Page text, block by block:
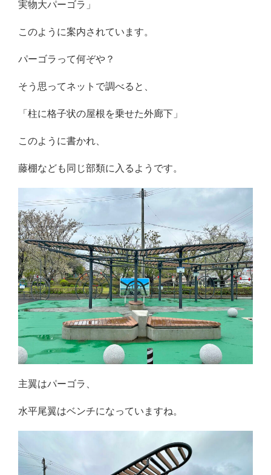
実物大パーゴラ」
このように案内されています。
パーゴラって何ぞや？
そう思ってネットで調べると、
「柱に格子状の屋根を乗せた外廊下」
このように書かれ、
藤棚なども同じ部類に入るようです。
主翼はパーゴラ、
水平尾翼はベンチになっていますね。